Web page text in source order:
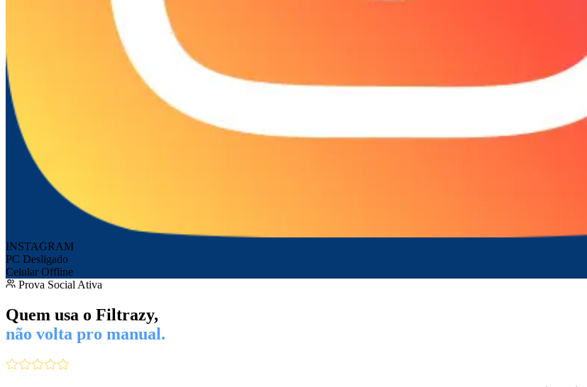
INSTAGRAM
PC Desligado
Celular Offline
Prova Social Ativa
Quem usa o Filtrazy,
não volta pro manual.